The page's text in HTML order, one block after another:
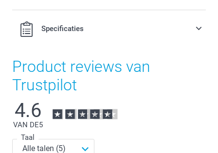
Specificaties
Product reviews van
Trustpilot
4.6
VAN DE5
Taal